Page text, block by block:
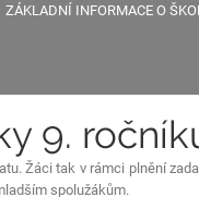
ZÁKLADNÍ INFORMACE O
9.
Žáci tak v rámci plnění
spolužákům.